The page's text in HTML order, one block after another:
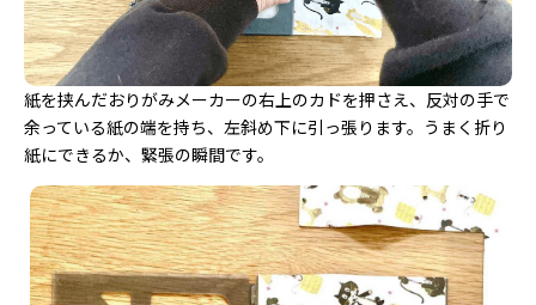
紙を挟んだおりがみメーカーの右上のカドを押さえ、反対の手で
余っている紙の端を持ち、左斜め下に引っ張ります。うまく折り
紙にできるか、緊張の瞬間です。